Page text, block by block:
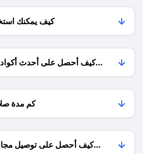
كيف يمكنك
كيف أحصل على أحدث
كم مدة
كيف أحصل على توصيل